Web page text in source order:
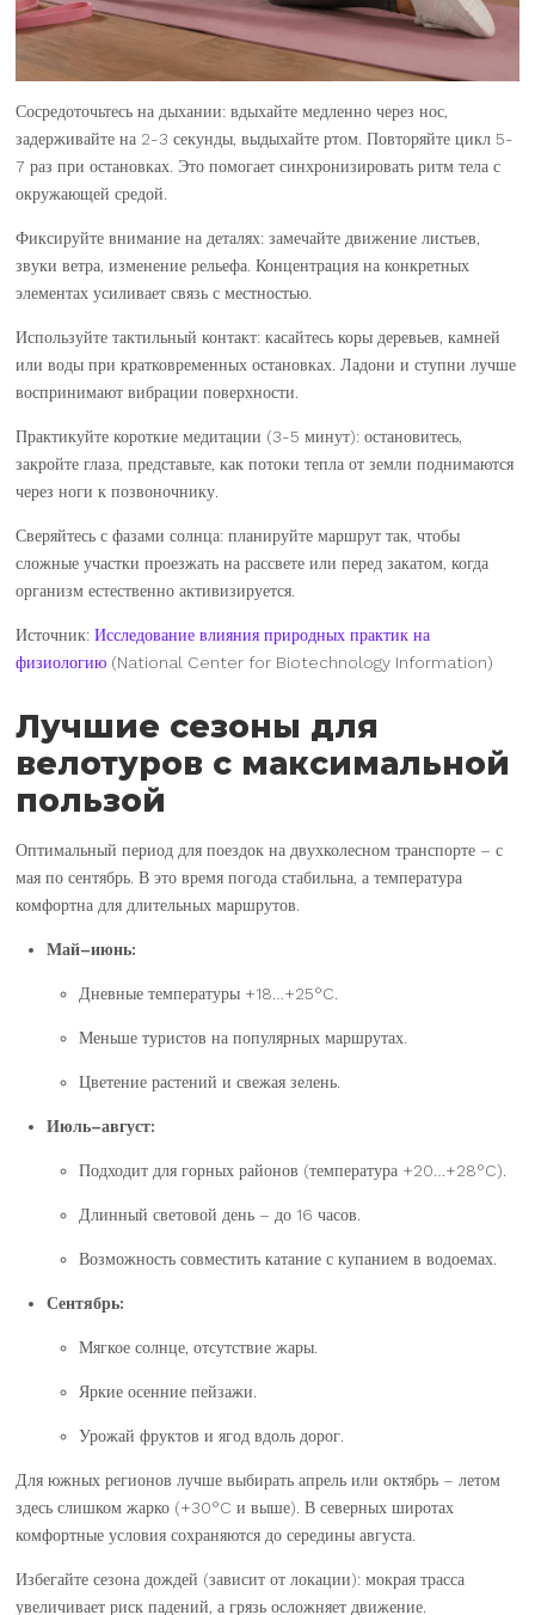
Сосредоточьтесь на дыхании: вдыхайте медленно через нос,
задерживайте на 2-3 секунды, выдыхайте ртом. Повторяйте цикл 5-
7 раз при остановках. Это помогает синхронизировать ритм тела с
окружающей средой.
Фиксируйте внимание на деталях: замечайте движение листьев,
звуки ветра, изменение рельефа. Концентрация на конкретных
элементах усиливает связь с местностью.
Используйте тактильный контакт: касайтесь коры деревьев, камней
или воды при кратковременных остановках. Ладони и ступни лучше
воспринимают вибрации поверхности.
Практикуйте короткие медитации (3-5 минут): остановитесь,
закройте глаза, представьте, как потоки тепла от земли поднимаются
через ноги к позвоночнику.
Сверяйтесь с фазами солнца: планируйте маршрут так, чтобы
сложные участки проезжать на рассвете или перед закатом, когда
организм естественно активизируется.
Источник:Исследование влияния природных практик на
физиологию (National Center for Biotechnology Information)
Лучшие сезоны для
велотуров с максимальной
пользой
Оптимальный период для поездок на двухколесном транспорте – с
мая по сентябрь. В это время погода стабильна, а температура
комфортна для длительных маршрутов.
Май–июнь:
Дневные температуры +18…+25°C.
Меньше туристов на популярных маршрутах.
Цветение растений и свежая зелень.
Июль–август:
Подходит для горных районов (температура +20…+28°C).
Длинный световой день – до 16 часов.
Возможность совместить катание с купанием в водоемах.
Сентябрь:
Мягкое солнце, отсутствие жары.
Яркие осенние пейзажи.
Урожай фруктов и ягод вдоль дорог.
Для южных регионов лучше выбирать апрель или октябрь – летом
здесь слишком жарко (+30°C и выше). В северных широтах
комфортные условия сохраняются до середины августа.
Избегайте сезона дождей (зависит от локации): мокрая трасса
увеличивает риск падений, а грязь осложняет движение.